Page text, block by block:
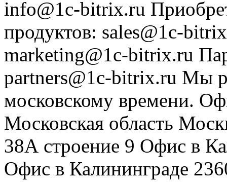
info@1c-bitrix.ru
продуктов: sales@1c-
marketing@1c-bitrix.ru
partners@1c-bitrix.ru Мы
московскому времени.
Московская область
38А строение 9 Офис в
Офис в Калининграде